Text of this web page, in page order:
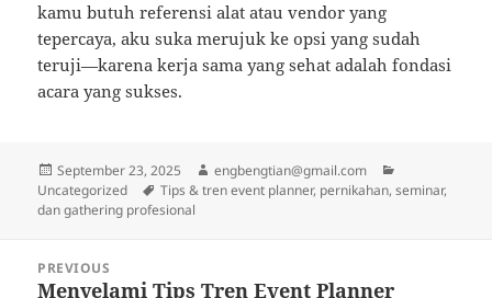
kamu butuh referensi alat atau vendor yang
tepercaya, aku suka merujuk ke opsi yang sudah
teruji—karena kerja sama yang sehat adalah fondasi
acara yang sukses.
Posted
on
September 23, 2025 Author
engbengtian@gmail.com
Uncategorized
Tags
Tips & tren event planner, pernikahan, seminar,
dan gathering profesional
navigation
PREVIOUS
Previous
Menyelami Tips Tren Event Planner